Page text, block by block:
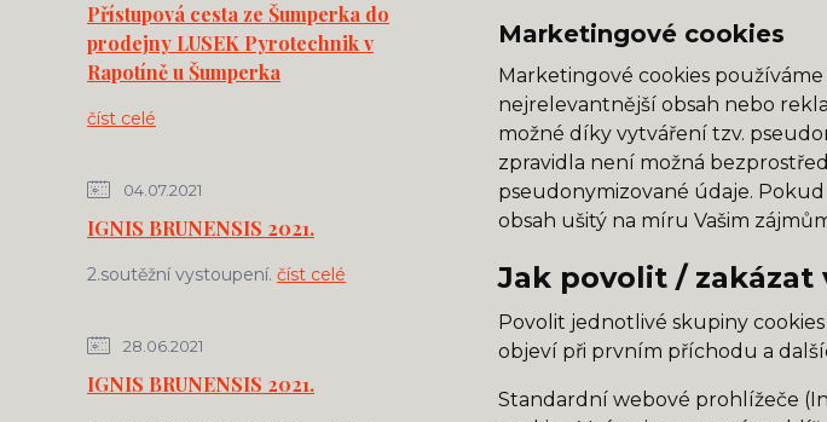
Přístupová cesta ze Šumperka do
prodejny LUSEK Pyrotechnik v
Rapotíně u Šumperka
číst celé
04.07.2021
IGNIS BRUNENSIS 2021.
2.soutěžní vystoupení. číst celé
28.06.2021
IGNIS BRUNENSIS 2021.
Marketingové cookies
Marketingové cookies
nejrelevantnější obsah nebo
možné díky vytváření tzv.
zpravidla není možná
pseudonymizované údaje.
obsah ušitý na míru Vašim
Jak povolit / zakázat
Povolit jednotlivé skupiny
objeví při prvním příchodu a
Standardní webové prohlížeče